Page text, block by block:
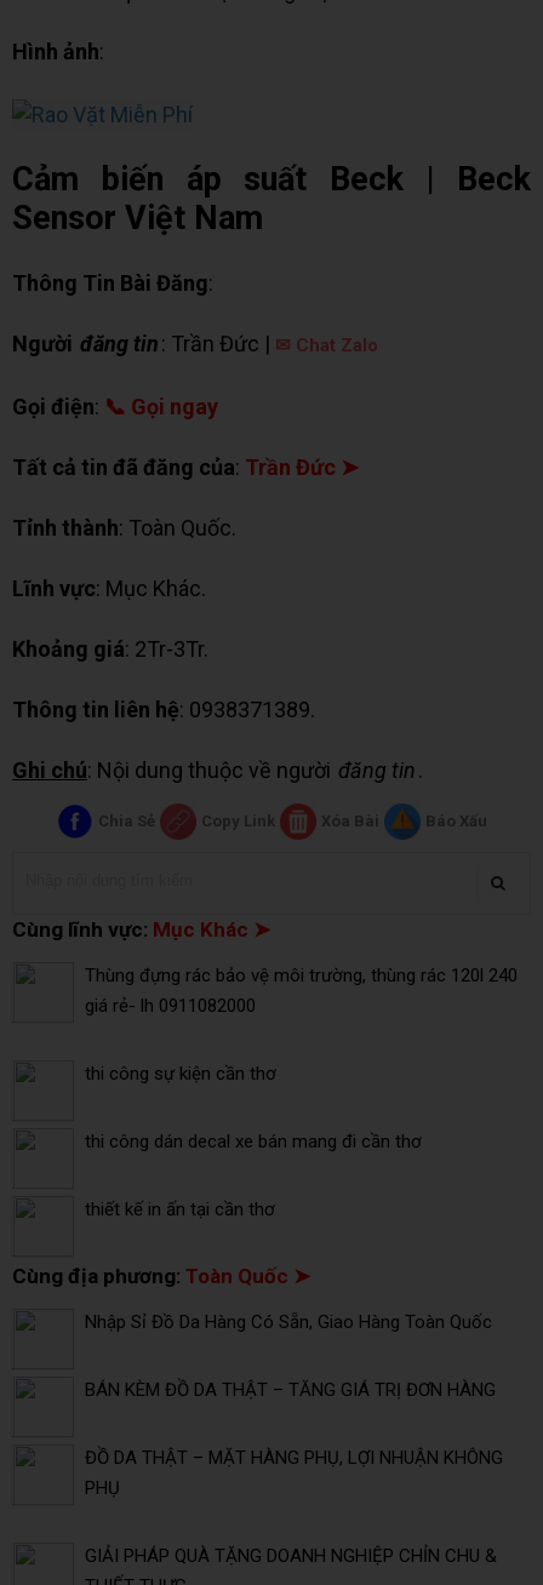
Hình ảnh:
Cảm biến áp suất Beck | Beck
Sensor Việt Nam
Thông Tin Bài Đăng:
Người đăng tin: Trần Đức | ✉ Chat Zalo
Gọi điện: 📞 Gọi ngay
Tất cả tin đã đăng của: Trần Đức ➤
Tỉnh thành: Toàn Quốc.
Lĩnh vực: Mục Khác.
Khoảng giá: 2Tr-3Tr.
Thông tin liên hệ: 0938371389.
Ghi chú: Nội dung thuộc về người đăng tin.
Chia Sẻ Copy Link Xóa Bài Báo Xấu
Cùng lĩnh vực: Mục Khác ➤
Thùng đựng rác bảo vệ môi trường, thùng rác 120l 240
giá rẻ- lh 0911082000
thi công sự kiện cần thơ
thi công dán decal xe bán mang đi cần thơ
thiết kế in ấn tại cần thơ
Cùng địa phương: Toàn Quốc ➤
Nhập Sỉ Đồ Da Hàng Có Sẵn, Giao Hàng Toàn Quốc
BÁN KÈM ĐỒ DA THẬT – TĂNG GIÁ TRỊ ĐƠN HÀNG
ĐỒ DA THẬT – MẶT HÀNG PHỤ, LỢI NHUẬN KHÔNG
PHỤ
GIẢI PHÁP QUÀ TẶNG DOANH NGHIỆP CHỈN CHU &